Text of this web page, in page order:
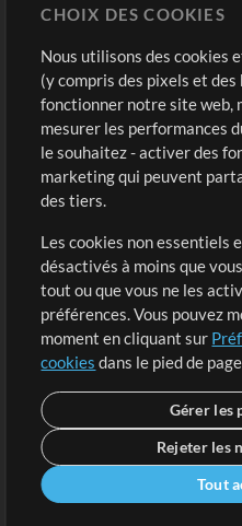
Modèles ProPresenter
Sons
Boutique
Acheter des crédits
Contenu gratuit
Demander les pistes
Extras
Sessions
Soumettre votre contenu
Listes de lecture
Conférence MT
CHOIX DES COOKIES
Nous utilisons des cookies
(y compris des pixels et
fonctionner notre site web,
mesurer les performances
le souhaitez - activer des
marketing qui peuvent
des tiers.
Les cookies non essentiels
désactivés à moins que
tout ou que vous ne les
préférences. Vous pouvez
moment en cliquant sur
cookies dans le pied de
Gérer les
Rejeter les
Tout